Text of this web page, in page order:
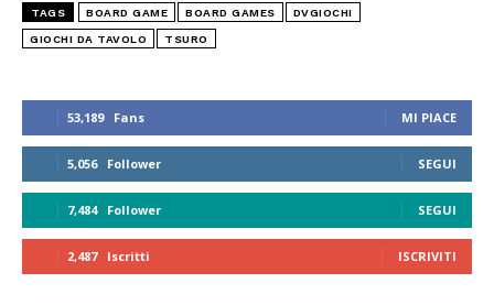
53,189 Fans MI PIACE
5,056 Follower SEGUI
7,484 Follower SEGUI
2,487 Iscritti ISCRIVITI
TAGS BOARD GAME BOARD GAMES DVGIOCHI
GIOCHI DA TAVOLO TSURO